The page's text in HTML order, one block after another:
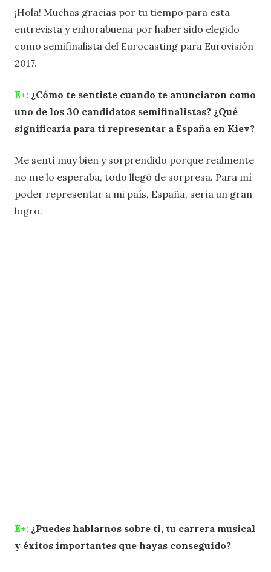
¡Hola! Muchas gracias por tu tiempo para esta
entrevista y enhorabuena por haber sido elegido
como semifinalista del Eurocasting para Eurovisión
2017.
E+: ¿Cómo te sentiste cuando te anunciaron como
uno de los 30 candidatos semifinalistas? ¿Qué
significaría para ti representar a España en Kiev?
Me sentí muy bien y sorprendido porque realmente
no me lo esperaba, todo llegó de sorpresa. Para mí
poder representar a mi país, España, sería un gran
logro.
E+: ¿Puedes hablarnos sobre ti, tu carrera musical
y éxitos importantes que hayas conseguido?